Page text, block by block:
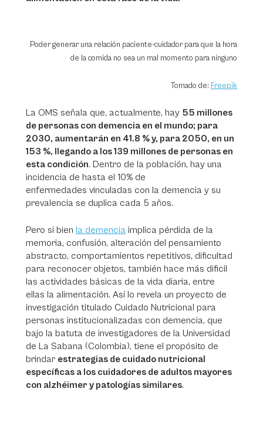
Poder generar una relación paciente-cuidador para que la hora
de la comida no sea un mal momento para ninguno
Tomado de: Freepik
La OMS señala que, actualmente, hay 55 millones
de personas con demencia en el mundo; para
2030, aumentarán en 41.8 % y, para 2050, en un
153 %, llegando a los 139 millones de personas en
esta condición. Dentro de la población, hay una
incidencia de hasta el 10% de
enfermedades vinculadas con la demencia y su
prevalencia se duplica cada 5 años.
Pero si bien la demencia implica pérdida de la
memoria, confusión, alteración del pensamiento
abstracto, comportamientos repetitivos, dificultad
para reconocer objetos, también hace más dificil
las actividades básicas de la vida diaria, entre
ellas la alimentación. Así lo revela un proyecto de
investigación titulado Cuidado Nutricional para
personas institucionalizadas con demencia, que
bajo la batuta de investigadores de la Universidad
de La Sabana (Colombia), tiene el propósito de
brindar estrategias de cuidado nutricional
específicas a los cuidadores de adultos mayores
con alzhéimer y patologías similares.